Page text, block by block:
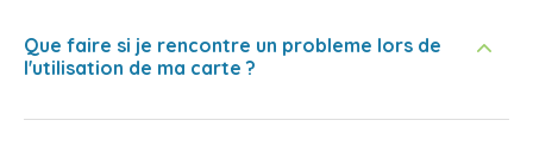
Que faire si je rencontre un probleme lors de
l'utilisation de ma carte ?